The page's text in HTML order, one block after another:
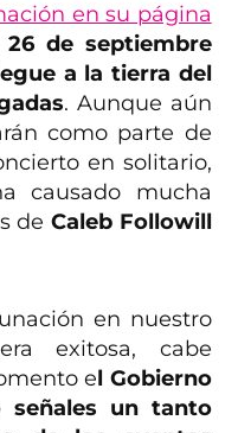
en su página
de septiembre
a la tierra del
. Aunque aún
como parte de
en solitario,
causado mucha
de Caleb Followill
en nuestro
exitosa, cabe
el Gobierno
señales un tanto